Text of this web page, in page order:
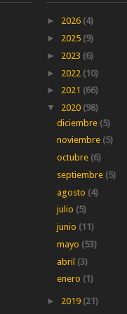
► 2026 (4)
► 2025 (9)
► 2023 (6)
► 2022 (10)
► 2021 (66)
▼ 2020 (98)
diciembre (5)
noviembre (5)
octubre (6)
septiembre (5)
agosto (4)
julio (5)
junio (11)
mayo (53)
abril (3)
enero (1)
► 2019 (21)